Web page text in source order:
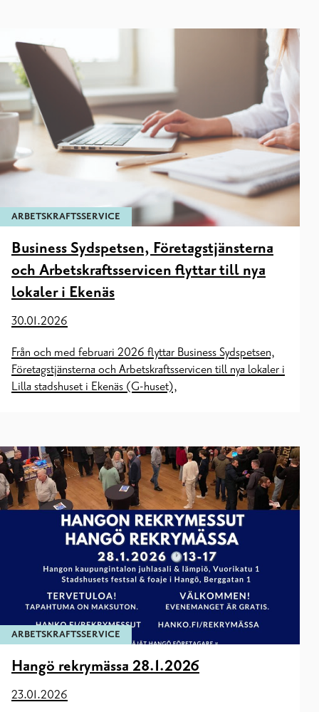
ARBETSKRAFTSSERVICE
Business Sydspetsen, Företagstjänsterna
och Arbetskraftsservicen flyttar till nya
lokaler i Ekenäs
30.01.2026
Från och med februari 2026 flyttar Business Sydspetsen,
Företagstjänsterna och Arbetskraftsservicen till nya lokaler i
Lilla stadshuset i Ekenäs (G-huset),
ARBETSKRAFTSSERVICE
Hangö rekrymässa 28.1.2026
23.01.2026